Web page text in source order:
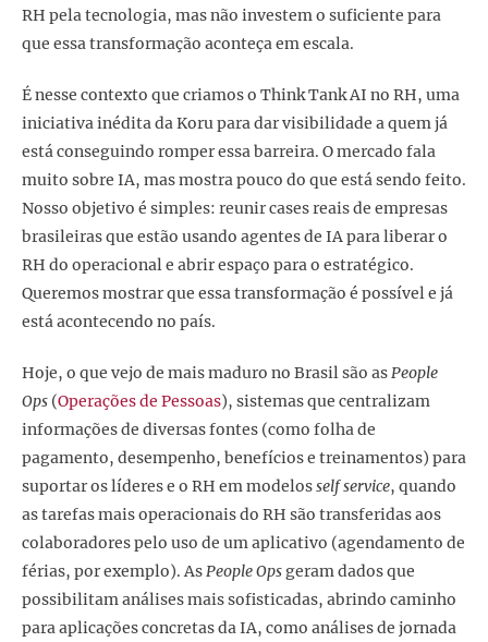
RH pela tecnologia, mas não investem o suficiente para
que essa transformação aconteça em escala.
É nesse contexto que criamos o Think Tank AI no RH, uma
iniciativa inédita da Koru para dar visibilidade a quem já
está conseguindo romper essa barreira. O mercado fala
muito sobre IA, mas mostra pouco do que está sendo feito.
Nosso objetivo é simples: reunir cases reais de empresas
brasileiras que estão usando agentes de IA para liberar o
RH do operacional e abrir espaço para o estratégico.
Queremos mostrar que essa transformação é possível e já
está acontecendo no país.
Hoje, o que vejo de mais maduro no Brasil são asPeople
Ops (Operações de Pessoas), sistemas que centralizam
informações de diversas fontes (como folha de
pagamento, desempenho, benefícios e treinamentos) para
suportar os líderes e o RH em modelosself service, quando
as tarefas mais operacionais do RH são transferidas aos
colaboradores pelo uso de um aplicativo (agendamento de
férias, por exemplo). AsPeople Ops geram dados que
possibilitam análises mais sofisticadas, abrindo caminho
para aplicações concretas da IA, como análises de jornada